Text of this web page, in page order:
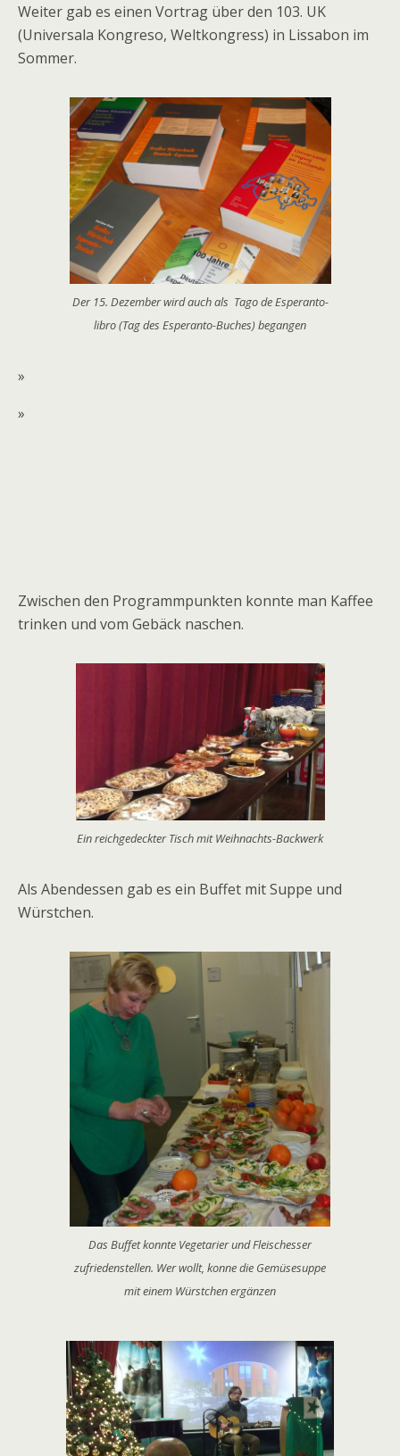
Weiter gab es einen Vortrag über den 103. UK
(Universala Kongreso, Weltkongress) in Lissabon im
Sommer.
Der 15. Dezember wird auch als Tago de Esperanto-
libro (Tag des Esperanto-Buches) begangen
»
»
Zwischen den Programmpunkten konnte man Kaffee
trinken und vom Gebäck naschen.
Ein reichgedeckter Tisch mit Weihnachts-Backwerk
Als Abendessen gab es ein Buffet mit Suppe und
Würstchen.
Das Buffet konnte Vegetarier und Fleischesser
zufriedenstellen. Wer wollt, konne die Gemüsesuppe
mit einem Würstchen ergänzen